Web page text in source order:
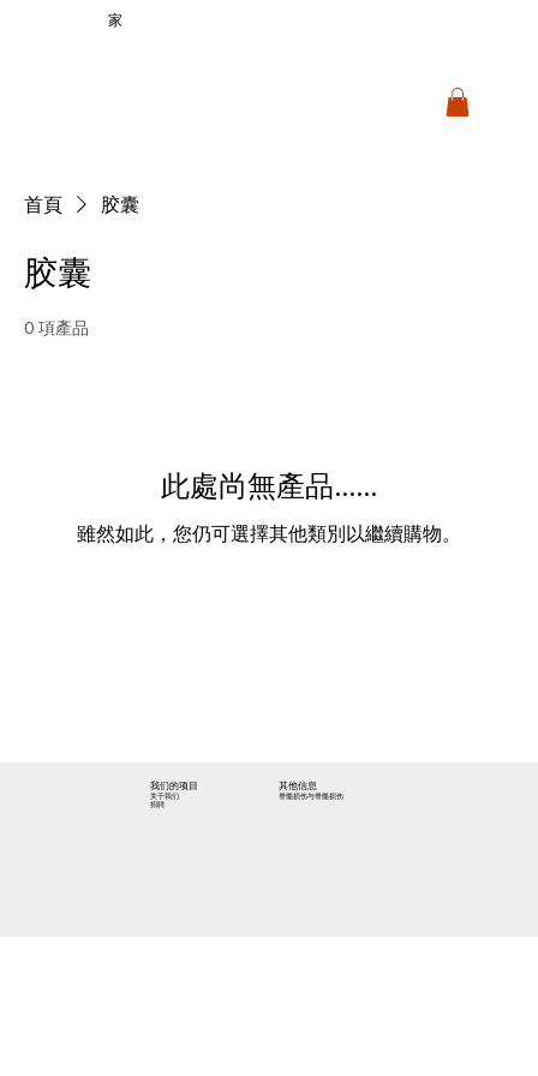
家
首頁 胶囊
胶囊
0 項產品
此處尚無產品......
雖然如此，您仍可選擇其他類別以繼續購物。
我们的项目
关于我们
招聘
其他信息
脊髓损伤与脊髓损伤